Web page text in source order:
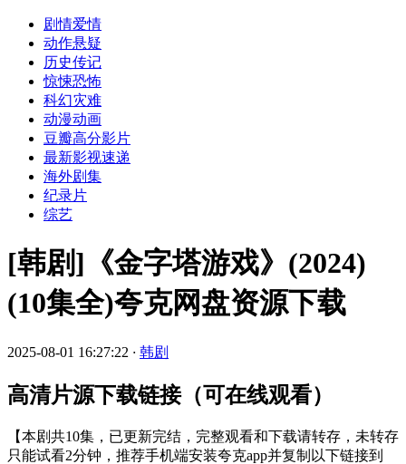
剧情爱情
动作悬疑
历史传记
惊悚恐怖
科幻灾难
动漫动画
豆瓣高分影片
最新影视速递
海外剧集
纪录片
综艺
[韩剧]《金字塔游戏》(2024)
(10集全)夸克网盘资源下载
2025-08-01 16:27:22 · 韩剧
高清片源下载链接（可在线观看）
【本剧共10集，已更新完结，完整观看和下载请转存，未转存
只能试看2分钟，推荐手机端安装夸克app并复制以下链接到